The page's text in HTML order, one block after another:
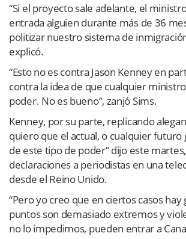
“Si el proyecto sale adelante, el
entrada alguien durante más de 36
politizar nuestro sistema de
explicó.
“Esto no es contra Jason Kenney en
contra la idea de que cualquier
poder. No es bueno”, zanjó Sims.
Kenney, por su parte, replicando
quiero que el actual, o cualquier futuro
de este tipo de poder” dijo este
declaraciones a periodistas en una
desde el Reino Unido.
“Pero yo creo que en ciertos casos hay
puntos son demasiado extremos y
no lo impedimos, pueden entrar a